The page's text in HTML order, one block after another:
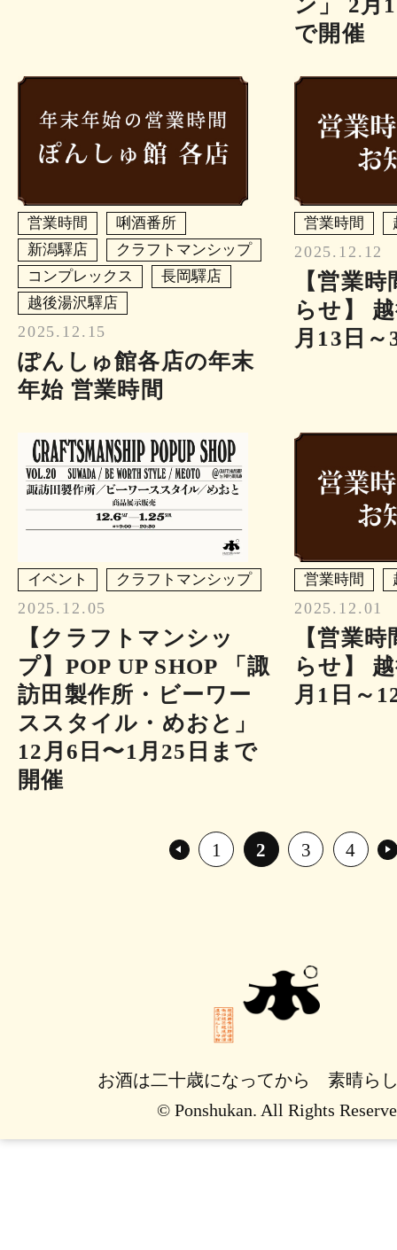
ン」 2月
で開催
営業時間
唎酒番所
新潟驛店
クラフトマンシップ
コンプレックス
長岡驛店
越後湯沢驛店
2025.12.15
ぽんしゅ館各店の年末
年始 営業時間
営業時間
2025.12.12
【営業
らせ】
月13日～
イベント クラフトマンシップ
2025.12.05
【クラフトマンシッ
プ】POP UP SHOP 「諏
訪田製作所・ビーワー
ススタイル・めおと」
12月6日〜1月25日まで
開催
営業時間
2025.12.01
【営業
らせ】
月1日～
1 2 3 4
お酒は二十歳になってから 素晴ら
© Ponshukan. All Rights